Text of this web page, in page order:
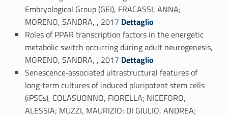
Embryological Group (GEI), FRACASSI, ANNA;
MORENO, SANDRA, , 2017 Link identifier #identifier_person_135072-32
Dettaglio
Roles of PPAR transcription factors in the energetic
metabolic switch occurring during adult neurogenesis,
MORENO, SANDRA, , 2017 Link identifier #identifier_person_145832-33
Dettaglio
Senescence‐associated ultrastructural features of
long‐term cultures of induced pluripotent stem cells
(iPSCs), COLASUONNO, FIORELLA; NICEFORO,
ALESSIA; MUZZI, MAURIZIO; DI GIULIO, ANDREA;